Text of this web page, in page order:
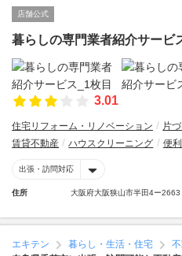
店舗公式
暮らしの専門業者紹介サービ
3.01
住宅リフォーム・リノベーション 片
賃貸不動産
ハウスクリーニング 便
出張・訪問対応
住所 大阪府大阪狭山市半田4ー2663
エキテン 暮らし・生活・住宅